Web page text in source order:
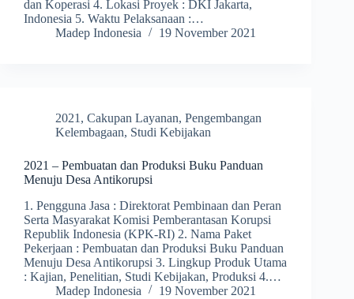
dan Koperasi 4. Lokasi Proyek : DKI Jakarta,
Indonesia 5. Waktu Pelaksanaan :…
Madep Indonesia
19 November 2021
2021 , Cakupan Layanan, Pengembangan
Kelembagaan, Studi Kebijakan
2021 – Pembuatan dan Produksi Buku Panduan
Menuju Desa Antikorupsi
1. Pengguna Jasa : Direktorat Pembinaan dan Peran
Serta Masyarakat Komisi Pemberantasan Korupsi
Republik Indonesia (KPK-RI) 2. Nama Paket
Pekerjaan : Pembuatan dan Produksi Buku Panduan
Menuju Desa Antikorupsi 3. Lingkup Produk Utama
: Kajian, Penelitian, Studi Kebijakan, Produksi 4.…
Madep Indonesia
19 November 2021